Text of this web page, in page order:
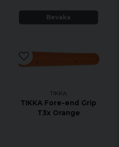
Bevaka
TIKKA
TIKKA Fore-end Grip
T3x Orange